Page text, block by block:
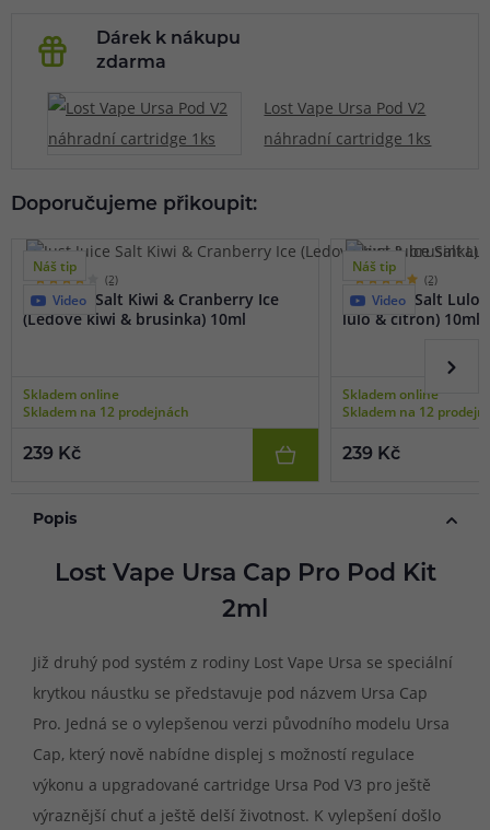
Dárek k nákupu
zdarma
Lost Vape Ursa Pod V2
náhradní cartridge 1ks
Doporučujeme přikoupit:
Náš tip
Video
(2)
Just Juice Salt Kiwi & Cranberry Ice
(Ledové kiwi & brusinka) 10ml
Skladem online
Skladem na 12 prodejnách
239 Kč
Náš tip
Video
(2)
Just Juice Salt
lulo & citron) 10ml
Skladem online
Skladem na 12
239 Kč
Popis
Lost Vape Ursa Cap Pro Pod Kit
2ml
Již druhý pod systém z rodiny Lost Vape Ursa se speciální
krytkou náustku se představuje pod názvem Ursa Cap
Pro. Jedná se o vylepšenou verzi původního modelu Ursa
Cap, který nově nabídne displej s možností regulace
výkonu a upgradované cartridge Ursa Pod V3 pro ještě
výraznější chuť a ještě delší životnost. K vylepšení došlo